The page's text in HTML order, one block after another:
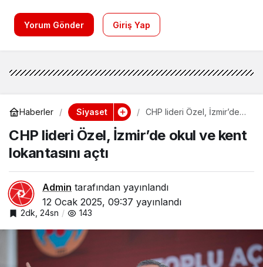
Yorum Gönder Giriş Yap
Haberler Siyaset
CHP lideri Özel, İzmir’de
açtı
CHP lideri Özel, İzmir’de okul ve kent
lokantasını açtı
Admin tarafından yayınlandı
12 Ocak 2025, 09:37 yayınlandı
2dk, 24sn 143